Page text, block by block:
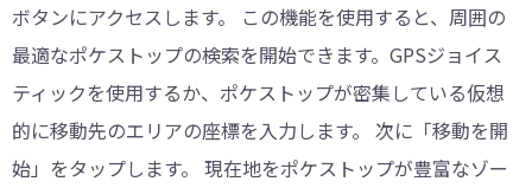
ボタンにアクセスします。 この機能を使用すると、周囲の
最適なポケストップの検索を開始できます。GPSジョイス
ティックを使用するか、ポケストップが密集している仮想
的に移動先のエリアの座標を入力します。 次に「移動を開
始」をタップします。 現在地をポケストップが豊富なゾー